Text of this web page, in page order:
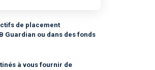
de placement
Guardian ou dans des fonds
à vous fournir de